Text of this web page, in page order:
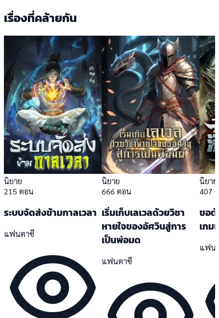
เรื่องที่คล้ายกัน
นิยาย
215 ตอน
ระบบจัดส่งข้ามกาลเวลา
แฟนตาซี
นิยาย
666 ตอน
เริ่มเก็บเลเวลด้วยวิชา
หายใจของอัศวินสู่การ
เป็นพ่อมด
แฟนตาซี
นิยาย
407
ขอต้
เกม
แฟน